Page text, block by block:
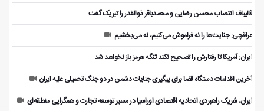
قالیباف انتصاب محسن رضایی و محمدباقر ذوالقدر را تبریک گفت
عراقچی: جنایت‌ها را نه فراموش می‌کنیم، نه می‌بخشیم
ایران: آمریکا تا رفتارش را تصحیح نکند تنگه هرمز باز نخواهد شد
آخرین اقدامات دستگاه قضا برای پیگیری جنایات دشمن در دو جنگ تحمیلی علیه ایران
ایران، شریک راهبردی اتحادیه اقتصادی اوراسیا در مسیر توسعه تجارت و همگرایی منطقه‌ای